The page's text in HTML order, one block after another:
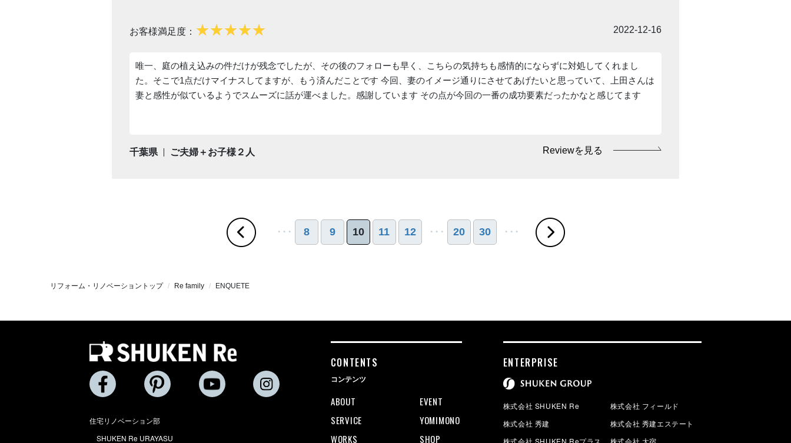
お客様満足度： 2022-12-16
唯一、庭の植え込みの件だけが残念でしたが、その後のフォローも早く、こちらの気持ちも感情的にならずに対処してくれまし
た。そこで1点だけマイナスしてますが、もう済んだことです 今回、妻のイメージ通りにさせてあげたいと思っていて、上田さんは
妻と感性が似ているようでスムーズに話が運べました。感謝しています その点が今回の一番の成功要素だったかなと感じてます
千葉県 ご夫婦＋お子様２人 Reviewを見る
・・・ 8 9 10 11 12 ・・・ 20 30 ・・・
リフォーム・リノベーショントップ Re family ENQUETE
住宅リノベーション部
SHUKEN Re URAYASU
CONTENTS
コンテンツ
ABOUT
EVENT
SERVICE
YOMIMONO
WORKS
SHOP
ENTERPRISE
株式会社 SHUKEN Re
株式会社 フィールド
株式会社 秀建
株式会社 秀建エステート
株式会社 SHUKEN Reプラス
株式会社 大宿